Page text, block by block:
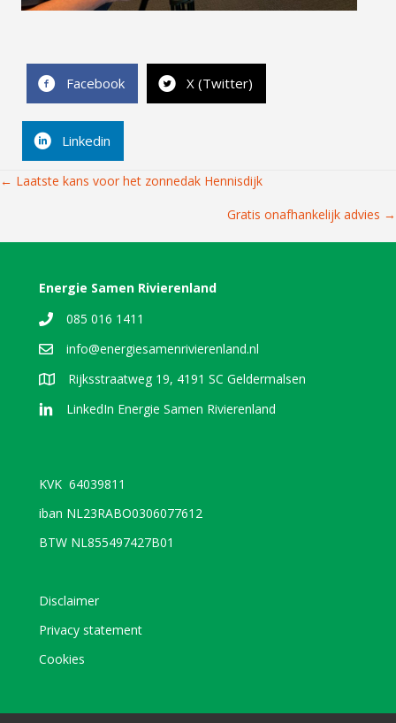
Facebook X (Twitter)
Linkedin
Posts
← Laatste kans voor het zonnedak Hennisdijk
Gratis onafhankelijk advies →
Energie Samen Rivierenland
085 016 1411
info@energiesamenrivierenland.nl
Rijksstraatweg 19, 4191 SC Geldermalsen
LinkedIn Energie Samen Rivierenland
KVK 64039811
iban NL23RABO0306077612
BTW NL855497427B01
Disclaimer
Privacy statement
Cookies